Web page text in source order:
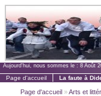
Aujourd'hui, nous sommes le : 8 Août
Page d'accueil La faute à
Page d'accueil »Arts et